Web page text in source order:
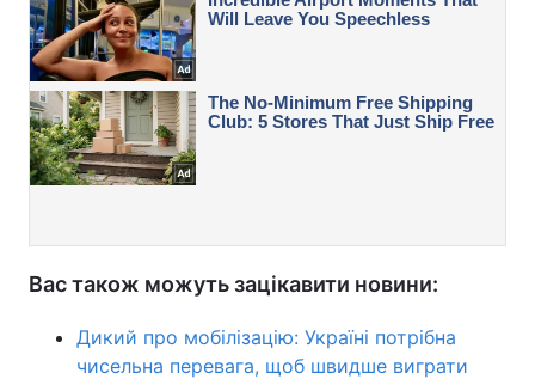
Вас також можуть зацікавити новини:
Дикий про мобілізацію: Україні потрібна
чисельна перевага, щоб швидше виграти